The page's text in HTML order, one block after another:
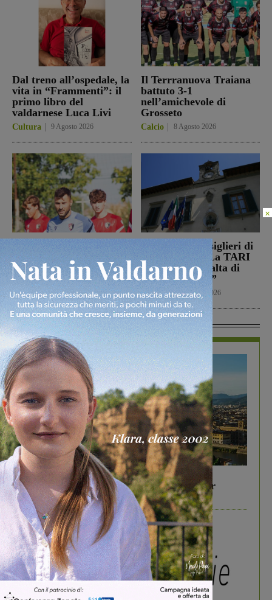
Dal treno all’ospedale, la
vita in “Frammenti”: il
primo libro del
valdarnese Luca Livi
Cultura 9 Agosto 2026
Il Terrranuova Traiana
battuto 3-1
nell’amichevole di
Grosseto
Calcio 8 Agosto 2026
Il Montevarchi affronta
in amichevole l’Ancona
Calcio 8 Agosto 2026
Reggello, i consiglieri di
opposizione: “La TARI
2026 resta più alta di
quella del 2022”
Politica 8 Agosto 2026
In Vetrina
In vetrina 6 Agosto 2026
Gita di famiglia a Firenze: 5 idee per far
divertire i tuoi figli
×